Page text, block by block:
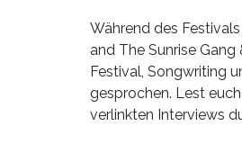
Während des
and The Sunrise
Festival, Songwriting
gesprochen. Lest
verlinkten Interviews